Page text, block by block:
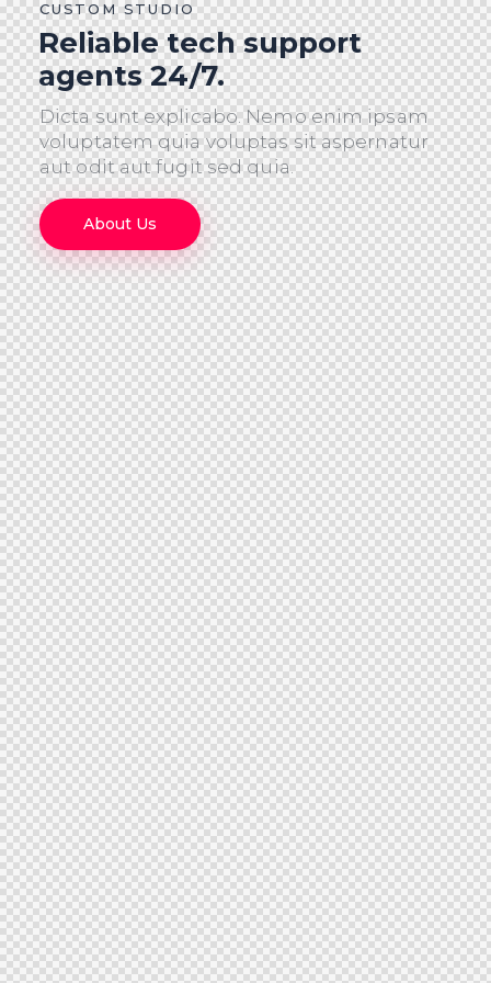
CUSTOM STUDIO
Reliable tech support
agents 24/7.
Dicta sunt explicabo. Nemo enim ipsam
voluptatem quia voluptas sit aspernatur
aut odit aut fugit sed quia.
About Us